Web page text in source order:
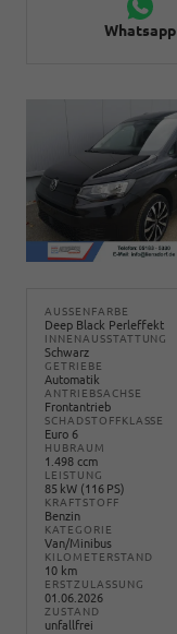
Whatsapp
AUSSENFARBE
Deep Black Perleffekt
INNENAUSSTATTUNG
Schwarz
GETRIEBE
Automatik
ANTRIEBSACHSE
Frontantrieb
SCHADSTOFFKLASSE
Euro 6
HUBRAUM
1.498 ccm
LEISTUNG
85 kW (116 PS)
KRAFTSTOFF
Benzin
KATEGORIE
Van/Minibus
KILOMETERSTAND
10 km
ERSTZULASSUNG
01.06.2026
ZUSTAND
unfallfrei